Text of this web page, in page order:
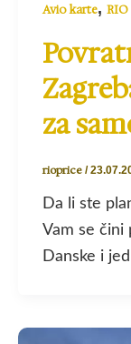
Avio karte, RIO
za
rioprice /
Da li ste
Vam se čini
Danske i